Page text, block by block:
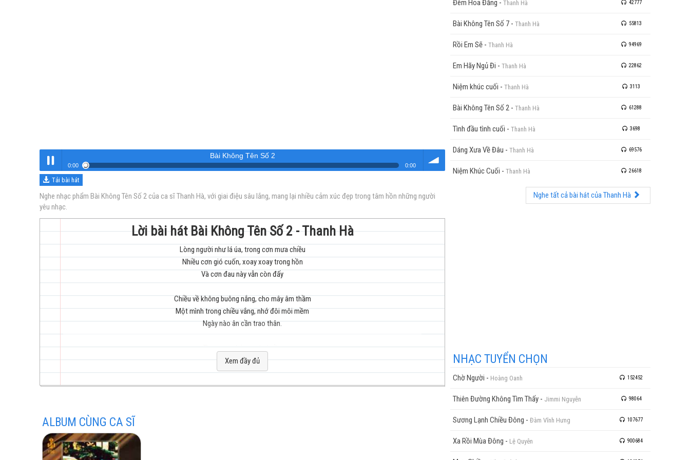
Nghe
nhất
Bài Không Tên Số 2
0:00 0:00
Bài Không Tên Số 2
Tải bài hát
Nghe nhạc phẩm Bài Không Tên Số 2 của ca sĩ Thanh Hà, với giai điệu sâu lắng, mang lại nhiều cảm xúc đẹp trong tâm hồn những người
yêu nhạc.
Lời bài hát Bài Không Tên Số 2 - Thanh Hà
Lòng người như lá úa, trong cơn mưa chiều
Nhiều cơn gió cuốn, xoay xoay trong hồn
Và cơn đau này vẫn còn đấy
Chiều về không buông nắng, cho mây âm thầm
Một mình trong chiều vắng, nhớ đôi môi mềm
Ngày nào ân cần trao thân.
Tìm trong tháng ngày buồn
Đôi mắt nào khô đường tim chơ vơ
Đếm cho nhau lời nói
Trên đời nào yêu người
Xem đầy đủ
ALBUM CÙNG CA SĨ
Đêm Hoa Đăng - Thanh Hà 42777
Bài Không Tên Số 7 - Thanh Hà 55813
Rồi Em Sẽ - Thanh Hà 94969
Em Hãy Ngủ Đi - Thanh Hà 22862
Niệm khúc cuối - Thanh Hà 3113
Bài Không Tên Số 2 - Thanh Hà 61288
Tình đầu tình cuối - Thanh Hà 3698
Dáng Xưa Về Đâu - Thanh Hà 69576
Niệm Khúc Cuối - Thanh Hà 26618
Nghe tất cả bài hát của Thanh Hà
NHẠC TUYỂN CHỌN
Chờ Người - Hoàng Oanh 152452
Thiên Đường Không Tìm Thấy - Jimmi Nguyễn 98064
Sương Lạnh Chiều Đông - Đàm Vĩnh Hưng 107677
Xa Rồi Mùa Đông - Lệ Quyên 900684